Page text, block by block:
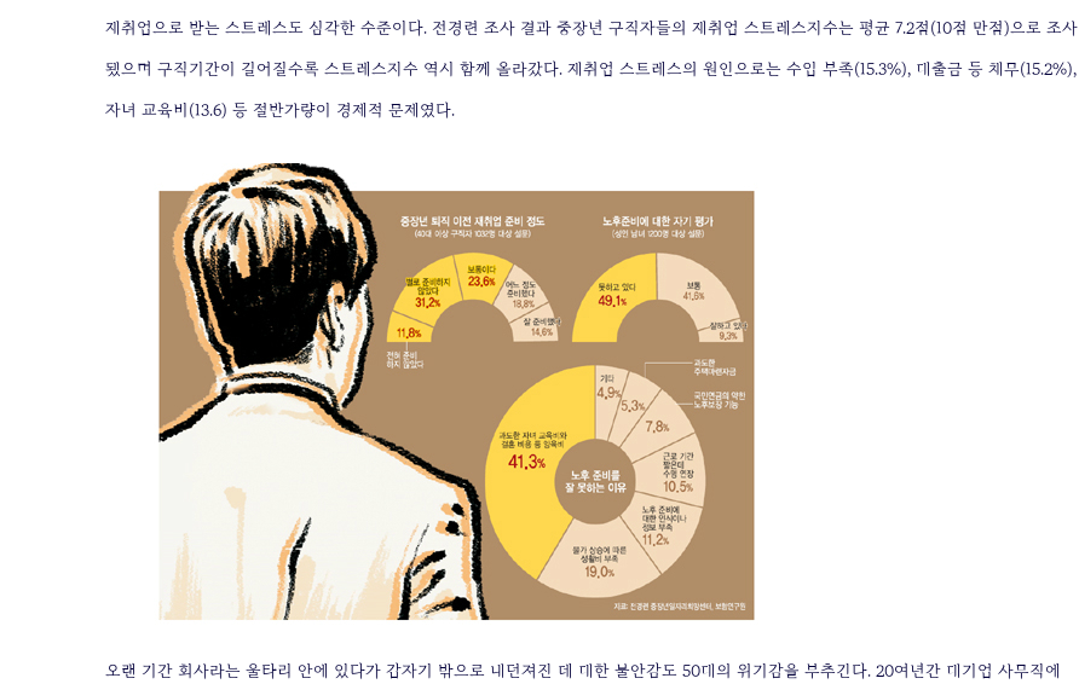
재취업으로 받는 스트레스도 심각한 수준이다. 전경련 조사 결과 중장년 구직자들의 재취업 스트레스지수는 평균 7.2점(10점 만점)으로 조사
됐으며 구직기간이 길어질수록 스트레스지수 역시 함께 올라갔다. 재취업 스트레스의 원인으로는 수입 부족(15.3%), 대출금 등 채무(15.2%),
자녀 교육비(13.6) 등 절반가량이 경제적 문제였다.
오랜 기간 회사라는 울타리 안에 있다가 갑자기 밖으로 내던져진 데 대한 불안감도 50대의 위기감을 부추긴다. 20여년간 대기업 사무직에